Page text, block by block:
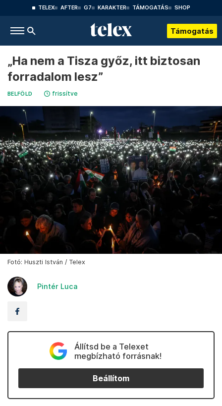
TELEX AFTER G7 KARAKTER TÁMOGATÁS SHOP
Támogatás
„Ha nem a Tisza győz, itt biztosan
forradalom lesz”
BELFÖLD frissítve
Fotó: Huszti István / Telex
Pintér Luca
Állítsd be a Telexet
megbízható forrásnak!
Beállítom